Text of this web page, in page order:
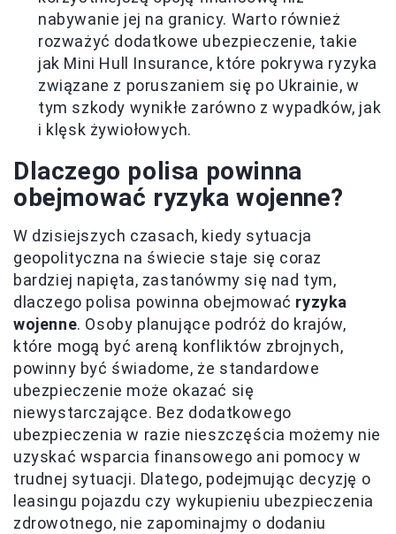
nabywanie jej na granicy. Warto również
rozważyć dodatkowe ubezpieczenie, takie
jak Mini Hull Insurance, które pokrywa ryzyka
związane z poruszaniem się po Ukrainie, w
tym szkody wynikłe zarówno z wypadków, jak
i klęsk żywiołowych.
Dlaczego polisa powinna
obejmować ryzyka wojenne?
W dzisiejszych czasach, kiedy sytuacja
geopolityczna na świecie staje się coraz
bardziej napięta, zastanówmy się nad tym,
dlaczego polisa powinna obejmować ryzyka
wojenne. Osoby planujące podróż do krajów,
które mogą być areną konfliktów zbrojnych,
powinny być świadome, że standardowe
ubezpieczenie może okazać się
niewystarczające. Bez dodatkowego
ubezpieczenia w razie nieszczęścia możemy nie
uzyskać wsparcia finansowego ani pomocy w
trudnej sytuacji. Dlatego, podejmując decyzję o
leasingu pojazdu czy wykupieniu ubezpieczenia
zdrowotnego, nie zapominajmy o dodaniu